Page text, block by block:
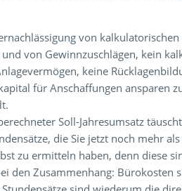
von
und von Gewinnzuschlägen, kein
keine
für Anschaffungen ansparen
Soll-Jahresumsatz
die Sie jetzt noch mehr
zu ermitteln haben, denn diese
den Zusammenhang: Bürokosten